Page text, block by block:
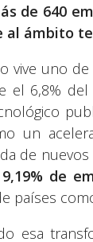
de 640
ámbito
vive uno
el 6,8%
un
de nuevos
de
países
esa